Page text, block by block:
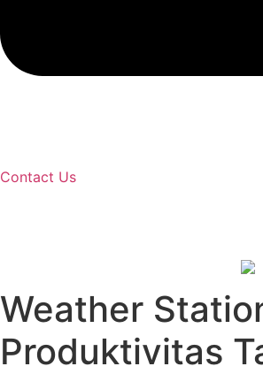
Contact Us
Weather
Produktivitas